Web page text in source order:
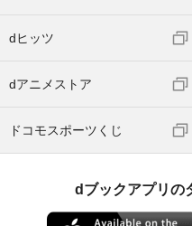
dヒッツ
dアニメストア
ドコモスポーツくじ
dブックアプリの